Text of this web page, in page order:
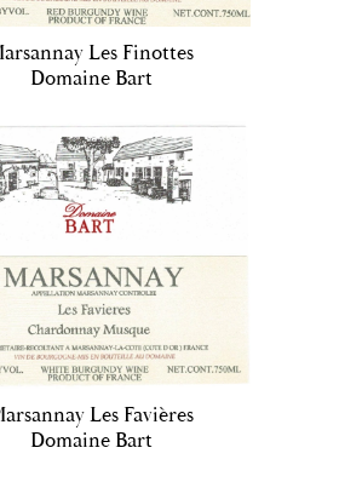
Les Finottes
Domaine Bart
Les Favières
Domaine Bart